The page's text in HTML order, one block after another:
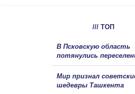
/// ТОП
В Псковскую область
потянулись
Мир признал
шедевры Ташкента